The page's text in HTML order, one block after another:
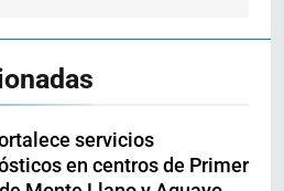
servicios
en centros de Primer